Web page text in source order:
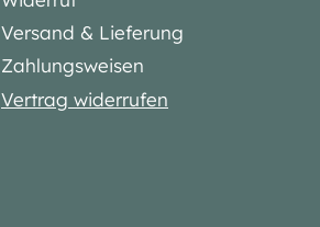
Versand & Lieferung
Zahlungsweisen
Vertrag widerrufen